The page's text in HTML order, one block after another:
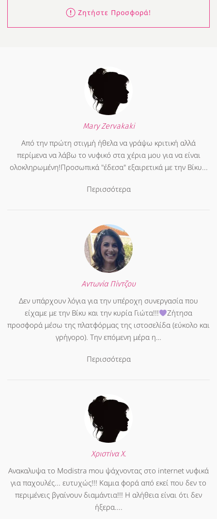
Ζητήστε Προσφορά!
Mary Zervakaki
Από την πρώτη στιγμή ήθελα να γράψω κριτική αλλά
περίμενα να λάβω το νυφικό στα χέρια μου για να είναι
ολοκληρωμένη!Προσωπικά "έδεσα" εξαιρετικά με την Βίκυ...
Περισσότερα
Αντωνία Πίντζου
Δεν υπάρχουν λόγια για την υπέροχη συνεργασία που
είχαμε με την Βίκυ και την κυρία Γιώτα!!!
Ζήτησα
προσφορά μέσω της πλατφόρμας της ιστοσελίδα (εύκολο και
γρήγορο). Την επόμενη μέρα η…
Περισσότερα
Χριστίνα Χ.
Ανακαλυψα το Modistra mou ψάχνοντας στο internet νυφικά
για παχουλές... ευτυχώς!!! Καμια φορά από εκεί που δεν το
περιμένεις βγαίνουν διαμάντια!!! Η αλήθεια είναι ότι δεν
ήξερα....